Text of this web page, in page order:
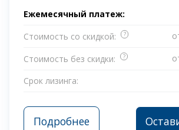
Ежемесячный платеж:
Стоимость со скидкой:
?
Стоимость без скидки: ?
Срок лизинга:
Подробнее